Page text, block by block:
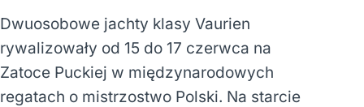
Dwuosobowe jachty klasy Vaurien
rywalizowały od 15 do 17 czerwca na
Zatoce Puckiej w międzynarodowych
regatach o mistrzostwo Polski. Na starcie